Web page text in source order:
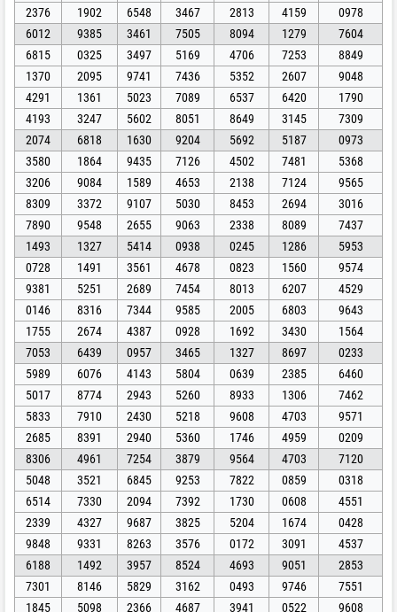
2376
1902 6548 3467 2813 4159
0978
6012
9385 3461 7505 8094 1279
7604
6815
0325 3497 5169 4706 7253
8849
1370
2095 9741 7436 5352 2607
9048
4291
1361 5023 7089 6537 6420
1790
4193
3247 5602 8051 8649 3145
7309
2074
6818 1630 9204 5692 5187
0973
3580
1864 9435 7126 4502 7481
5368
3206
9084 1589 4653 2138 7124
9565
8309
3372 9107 5030 8453 2694
3016
7890
9548 2655 9063 2338 8089
7437
1493
1327 5414 0938 0245 1286
5953
0728
1491 3561 4678 0823 1560
9574
9381
5251 2689 7454 8013 6207
4529
0146
8316 7344 9585 2005 6803
9643
1755
2674 4387 0928 1692 3430
1564
7053
6439 0957 3465 1327 8697
0233
5989
6076 4143 5804 0639 2385
6460
5017
8774 2943 5260 8933 1306
7462
5833
7910 2430 5218 9608 4703
9571
2685
8391 2940 5360 1746 4959
0209
8306
4961 7254 3879 9564 4703
7120
5048
3521 6845 9253 7822 0859
0318
6514
7330 2094 7392 1730 0608
4551
2339
4327 9687 3825 5204 1674
0428
9848
9331 8263 3576 0172 3091
4537
6188
1492 3957 8524 4693 9051
2853
7301
8146 5829 3162 0493 9746
7551
1845
5098 2366 4687 3941 0522 9608